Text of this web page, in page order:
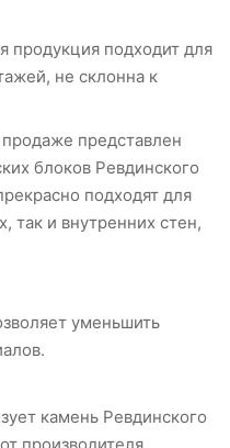
продукция подходит для
не склонна к
представлен
блоков Ревдинского
подходят для
так и внутренних стен,
уменьшить
камень Ревдинского
производителя,